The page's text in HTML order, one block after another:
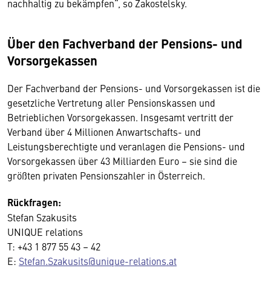
nachhaltig zu bekämpfen“, so Zakostelsky.
Über den Fachverband der Pensions- und
Vorsorgekassen
Der Fachverband der Pensions- und Vorsorgekassen ist die
gesetzliche Vertretung aller Pensionskassen und
Betrieblichen Vorsorgekassen. Insgesamt vertritt der
Verband über 4 Millionen Anwartschafts- und
Leistungsberechtigte und veranlagen die Pensions- und
Vorsorgekassen über 43 Milliarden Euro – sie sind die
größten privaten Pensionszahler in Österreich.
Rückfragen:
Stefan Szakusits
UNIQUE relations
T: +43 1 877 55 43 – 42
E: Stefan.Szakusits@unique-relations.at